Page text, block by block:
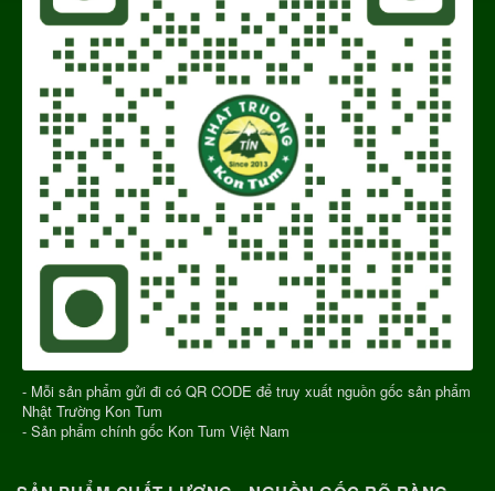
- Mỗi sản phẩm gửi đi có QR CODE để truy xuất nguồn gốc sản phẩm
Nhật Trường Kon Tum
- Sản phẩm chính gốc Kon Tum Việt Nam